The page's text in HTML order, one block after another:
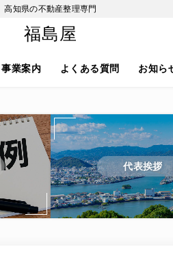
高知県の不動産整理専門
福島屋
事業案内 よくある質問 お知ら
代表挨拶